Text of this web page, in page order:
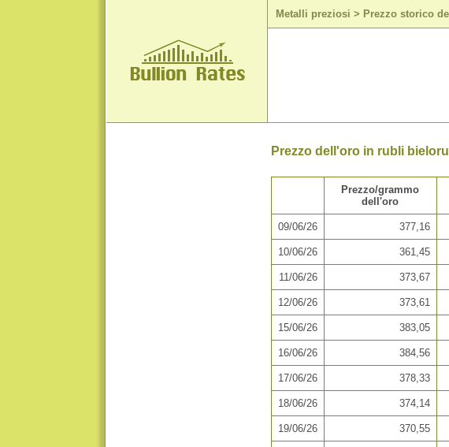
Metalli preziosi > Prezzo storico
Prezzo dell'oro in rubli
Prezzo/grammo
dell'oro
09/06/26 377,16
10/06/26 361,45
11/06/26 373,67
12/06/26 373,61
15/06/26 383,05
16/06/26 384,56
17/06/26 378,33
18/06/26 374,14
19/06/26 370,55